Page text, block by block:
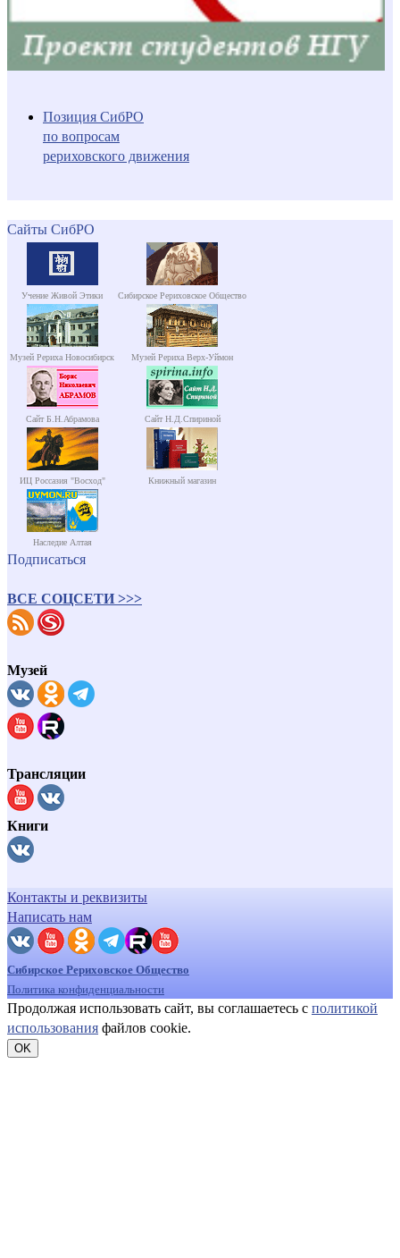
Позиция СибРО
по вопросам
рериховского движения
Сайты СибРО
Учение Живой Этики Сибирское Рериховское Общество
Музей Рериха Новосибирск Музей Рериха Верх-Уймон
Сайт Б.Н.Абрамова Сайт Н.Д.Спириной
ИЦ Россазия "Восход" Книжный магазин
Наследие Алтая
Подписаться
ВСЕ СОЦСЕТИ >>>
Музей
Трансляции
Книги
Контакты и реквизиты
Написать нам
Сибирское Рериховское Общество
Политика конфиденциальности
Продолжая использовать сайт, вы соглашаетесь с политикой
использования файлов cookie.
OK